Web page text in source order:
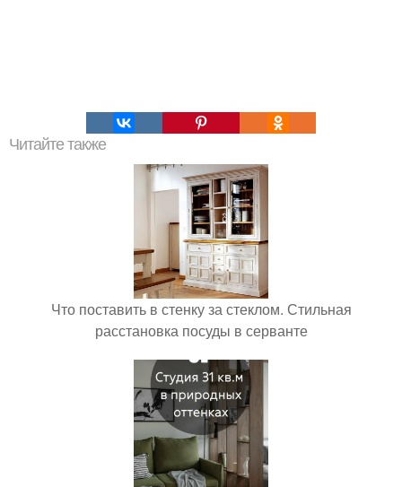
Читайте также
Что поставить в стенку за стеклом. Стильная
расстановка посуды в серванте